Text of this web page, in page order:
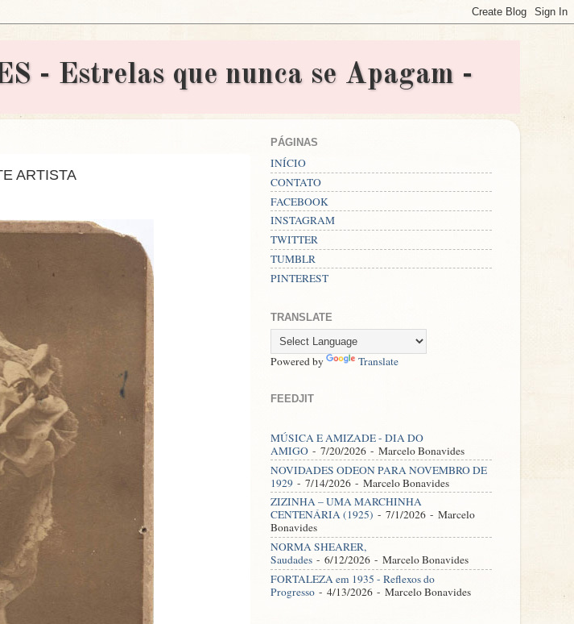
- Estrelas que nunca se Apagam -
ARTISTA
PÁGINAS
INÍCIO
CONTATO
FACEBOOK
INSTAGRAM
TWITTER
TUMBLR
PINTEREST
TRANSLATE
Powered by Translate
FEEDJIT
MÚSICA E AMIZADE - DIA DO
AMIGO - 7/20/2026 - Marcelo Bonavides
NOVIDADES ODEON PARA NOVEMBRO DE
1929 - 7/14/2026 - Marcelo Bonavides
ZIZINHA – UMA MARCHINHA
CENTENÁRIA (1925) - 7/1/2026 - Marcelo
Bonavides
NORMA SHEARER,
Saudades - 6/12/2026 - Marcelo Bonavides
FORTALEZA em 1935 - Reflexos do
Progresso - 4/13/2026 - Marcelo Bonavides